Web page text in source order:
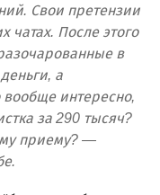
Свои претензии
чатах. После этого
в
а
интересно,
за 290 тысяч?
приему? —